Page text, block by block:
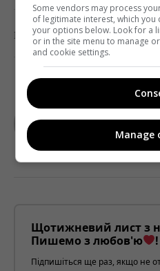
Поделиться: Facebook
Щотижневий лист з
Пишемо з любов'ю
!
Підпишіться ще раз, якщо не
Some vendors may process
of legitimate interest, which
your options below. Look for a
or in the site menu to manage
and cookie settings.
Manage